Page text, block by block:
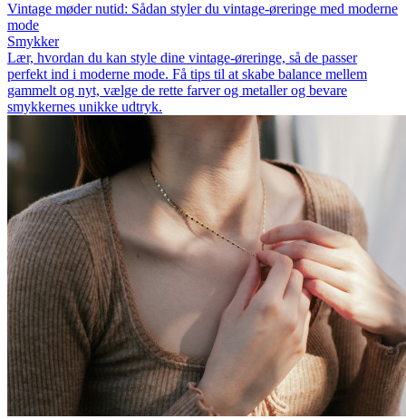
Vintage møder nutid: Sådan styler du vintage-øreringe med moderne
mode
Smykker
Lær, hvordan du kan style dine vintage-øreringe, så de passer
perfekt ind i moderne mode. Få tips til at skabe balance mellem
gammelt og nyt, vælge de rette farver og metaller og bevare
smykkernes unikke udtryk.